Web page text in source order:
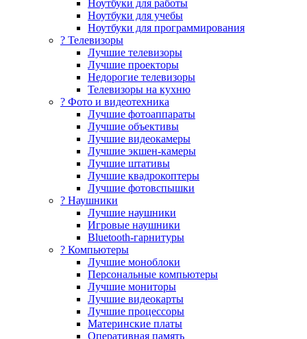
Ноутбуки для работы
Ноутбуки для учебы
Ноутбуки для программирования
? Телевизоры
Лучшие телевизоры
Лучшие проекторы
Недорогие телевизоры
Телевизоры на кухню
? Фото и видеотехника
Лучшие фотоаппараты
Лучшие объективы
Лучшие видеокамеры
Лучшие экшен-камеры
Лучшие штативы
Лучшие квадрокоптеры
Лучшие фотовспышки
? Наушники
Лучшие наушники
Игровые наушники
Bluetooth-гарнитуры
?️ Компьютеры
Лучшие моноблоки
Персональные компьютеры
Лучшие мониторы
Лучшие видеокарты
Лучшие процессоры
Материнские платы
Оперативная память